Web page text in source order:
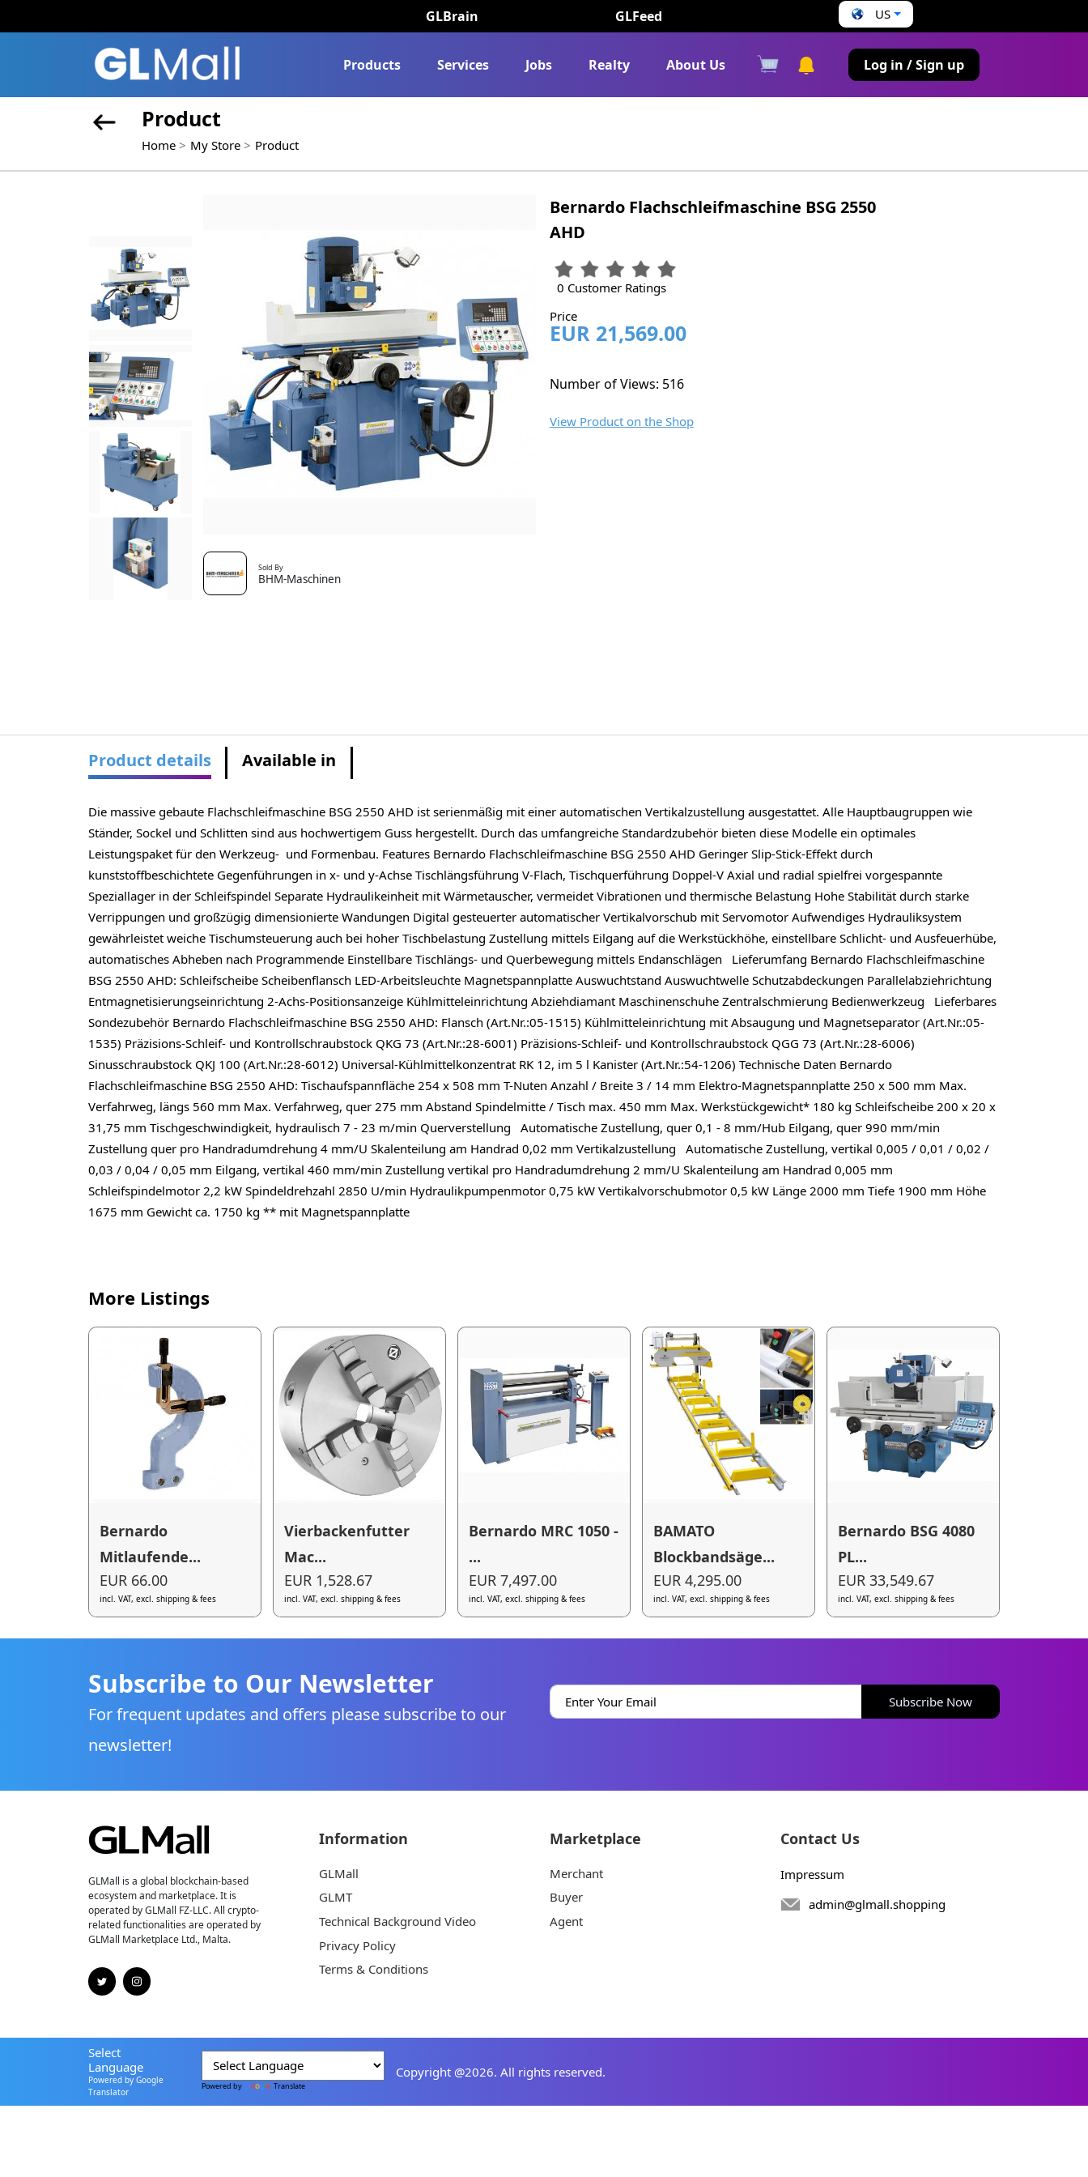
GLBrain GLFeed US
Products Services Jobs Realty About Us Log in / Sign up
Product
Home My Store Product
Sold By
BHM-Maschinen
Bernardo Flachschleifmaschine BSG 2550
AHD
0 Customer Ratings
Price
EUR 21,569.00
Number of Views: 516
View Product on the Shop
Product details Available in
Die massive gebaute Flachschleifmaschine BSG 2550 AHD ist serienmäßig mit einer automatischen Vertikalzustellung ausgestattet. Alle Hauptbaugruppen wie
Ständer, Sockel und Schlitten sind aus hochwertigem Guss hergestellt. Durch das umfangreiche Standardzubehör bieten diese Modelle ein optimales
Leistungspaket für den Werkzeug- und Formenbau. Features Bernardo Flachschleifmaschine BSG 2550 AHD Geringer Slip-Stick-Effekt durch
kunststoffbeschichtete Gegenführungen in x- und y-Achse Tischlängsführung V-Flach, Tischquerführung Doppel-V Axial und radial spielfrei vorgespannte
Speziallager in der Schleifspindel Separate Hydraulikeinheit mit Wärmetauscher, vermeidet Vibrationen und thermische Belastung Hohe Stabilität durch starke
Verrippungen und großzügig dimensionierte Wandungen Digital gesteuerter automatischer Vertikalvorschub mit Servomotor Aufwendiges Hydrauliksystem
gewährleistet weiche Tischumsteuerung auch bei hoher Tischbelastung Zustellung mittels Eilgang auf die Werkstückhöhe, einstellbare Schlicht- und Ausfeuerhübe,
automatisches Abheben nach Programmende Einstellbare Tischlängs- und Querbewegung mittels Endanschlägen Lieferumfang Bernardo Flachschleifmaschine
BSG 2550 AHD: Schleifscheibe Scheibenflansch LED-Arbeitsleuchte Magnetspannplatte Auswuchtstand Auswuchtwelle Schutzabdeckungen Parallelabziehrichtung
Entmagnetisierungseinrichtung 2-Achs-Positionsanzeige Kühlmitteleinrichtung Abziehdiamant Maschinenschuhe Zentralschmierung Bedienwerkzeug Lieferbares
Sondezubehör Bernardo Flachschleifmaschine BSG 2550 AHD: Flansch (Art.Nr.:05-1515) Kühlmitteleinrichtung mit Absaugung und Magnetseparator (Art.Nr.:05-
1535) Präzisions-Schleif- und Kontrollschraubstock QKG 73 (Art.Nr.:28-6001) Präzisions-Schleif- und Kontrollschraubstock QGG 73 (Art.Nr.:28-6006)
Sinusschraubstock QKJ 100 (Art.Nr.:28-6012) Universal-Kühlmittelkonzentrat RK 12, im 5 l Kanister (Art.Nr.:54-1206) Technische Daten Bernardo
Flachschleifmaschine BSG 2550 AHD: Tischaufspannfläche 254 x 508 mm T-Nuten Anzahl / Breite 3 / 14 mm Elektro-Magnetspannplatte 250 x 500 mm Max.
Verfahrweg, längs 560 mm Max. Verfahrweg, quer 275 mm Abstand Spindelmitte / Tisch max. 450 mm Max. Werkstückgewicht* 180 kg Schleifscheibe 200 x 20 x
31,75 mm Tischgeschwindigkeit, hydraulisch 7 - 23 m/min Querverstellung Automatische Zustellung, quer 0,1 - 8 mm/Hub Eilgang, quer 990 mm/min
Zustellung quer pro Handradumdrehung 4 mm/U Skalenteilung am Handrad 0,02 mm Vertikalzustellung Automatische Zustellung, vertikal 0,005 / 0,01 / 0,02 /
0,03 / 0,04 / 0,05 mm Eilgang, vertikal 460 mm/min Zustellung vertikal pro Handradumdrehung 2 mm/U Skalenteilung am Handrad 0,005 mm
Schleifspindelmotor 2,2 kW Spindeldrehzahl 2850 U/min Hydraulikpumpenmotor 0,75 kW Vertikalvorschubmotor 0,5 kW Länge 2000 mm Tiefe 1900 mm Höhe
1675 mm Gewicht ca. 1750 kg ** mit Magnetspannplatte
More Listings
Bernardo
Mitlaufende...
EUR 66.00
incl. VAT, excl. shipping & fees
Vierbackenfutter
Mac...
EUR 1,528.67
incl. VAT, excl. shipping & fees
Bernardo MRC 1050 -
...
EUR 7,497.00
incl. VAT, excl. shipping & fees
BAMATO
Blockbandsäge...
EUR 4,295.00
incl. VAT, excl. shipping & fees
Bernardo BSG 4080
PL...
EUR 33,549.67
incl. VAT, excl. shipping & fees
Subscribe to Our Newsletter
For frequent updates and offers please subscribe to our
newsletter!
Subscribe Now
GLMall is a global blockchain-based
ecosystem and marketplace. It is
operated by GLMall FZ-LLC. All crypto-
related functionalities are operated by
GLMall Marketplace Ltd., Malta.
Information
GLMall
GLMT
Technical Background Video
Privacy Policy
Terms & Conditions
Marketplace
Merchant
Buyer
Agent
Contact Us
Impressum
admin@glmall.shopping
Select
Language
Powered by Google
Translator
Powered by Translate
Copyright @2026. All rights reserved.